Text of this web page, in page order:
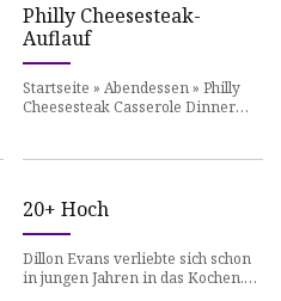
Philly Cheesesteak-
Auflauf
Startseite » Abendessen » Philly
Cheesesteak Casserole Dinner
20+ Hoch
Dillon Evans verliebte sich schon
in jungen Jahren in das Kochen.